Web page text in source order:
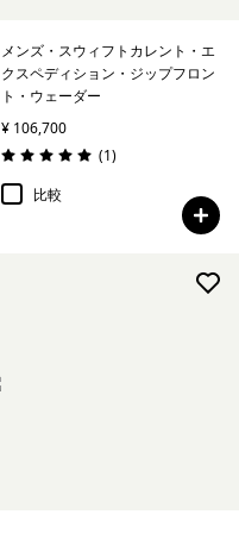
メンズ・スウィフトカレント・エ
クスペディション・ジップフロン
ト・ウェーダー
¥ 106,700
評価: 5.0 / 5
(1レビュー
)
比較